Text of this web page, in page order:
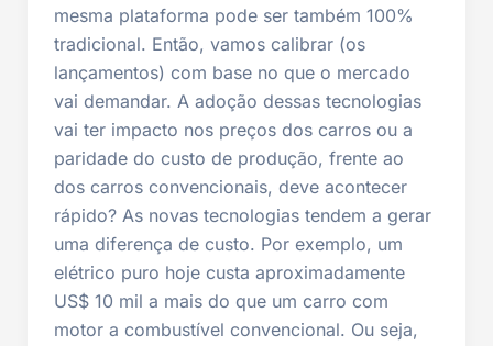
mesma plataforma pode ser também 100%
tradicional. Então, vamos calibrar (os
lançamentos) com base no que o mercado
vai demandar. A adoção dessas tecnologias
vai ter impacto nos preços dos carros ou a
paridade do custo de produção, frente ao
dos carros convencionais, deve acontecer
rápido? As novas tecnologias tendem a gerar
uma diferença de custo. Por exemplo, um
elétrico puro hoje custa aproximadamente
US$ 10 mil a mais do que um carro com
motor a combustível convencional. Ou seja,